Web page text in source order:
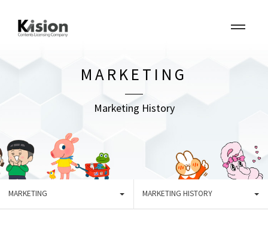
MARKETING
Marketing History
MARKETING MARKETING HISTORY